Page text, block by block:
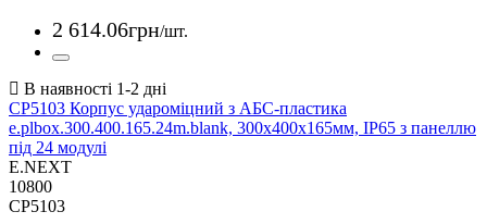
2 614.06грн/шт.
CP5103 Корпус удароміцний з АБС-пластика
e.plbox.300.400.165.24m.blank, 300х400х165мм, IP65 з панеллю
під 24 модулі
E.NEXT
10800
CP5103